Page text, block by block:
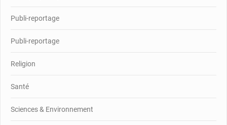
Publi-reportage
Publi-reportage
Religion
Santé
Sciences & Environnement